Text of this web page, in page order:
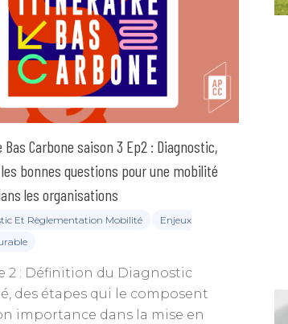
Carbone saison 3 Ep2 : Diagnostic,
bonnes questions pour une mobilité
les organisations
Et Règlementation Mobilité
Enjeux
2 : Définition du Diagnostic
des étapes qui le composent
importance dans la mise en